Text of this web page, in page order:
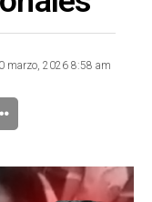
marzo, 2026 8:58 am